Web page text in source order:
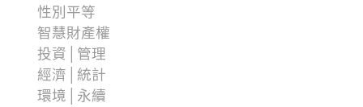
性別平等
智慧財產權
投資│管理
經濟│統計
環境│永續